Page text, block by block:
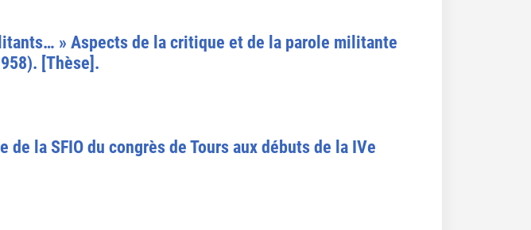
» Aspects de la critique et de la parole militante
[Thèse].
la SFIO du congrès de Tours aux débuts de la IVe